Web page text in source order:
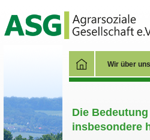
Wir über uns
Die
insbesondere